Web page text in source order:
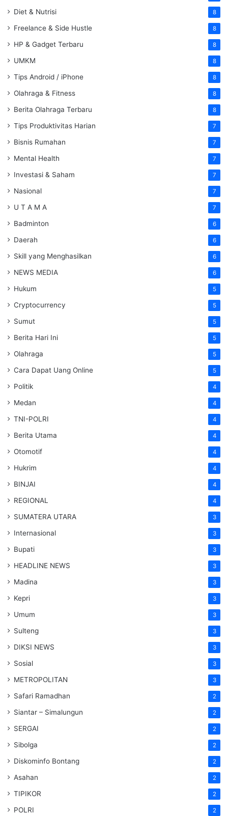
Diet & Nutrisi 8
Freelance & Side Hustle 8
HP & Gadget Terbaru 8
UMKM 8
Tips Android / iPhone 8
Olahraga & Fitness 8
Berita Olahraga Terbaru 8
Tips Produktivitas Harian 7
Bisnis Rumahan 7
Mental Health 7
Investasi & Saham 7
Nasional 7
U T A M A 7
Badminton 6
Daerah 6
Skill yang Menghasilkan 6
NEWS MEDIA 6
Hukum 5
Cryptocurrency 5
Sumut 5
Berita Hari Ini 5
Olahraga 5
Cara Dapat Uang Online 5
Politik 4
Medan 4
TNI-POLRI 4
Berita Utama 4
Otomotif 4
Hukrim 4
BINJAI 4
REGIONAL 4
SUMATERA UTARA 3
Internasional 3
Bupati 3
HEADLINE NEWS 3
Madina 3
Kepri 3
Umum 3
Sulteng 3
DIKSI NEWS 3
Sosial 3
METROPOLITAN 3
Safari Ramadhan 2
Siantar – Simalungun 2
SERGAI 2
Sibolga 2
Diskominfo Bontang 2
Asahan 2
TIPIKOR 2
POLRI 2